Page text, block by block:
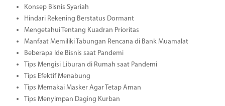
Konsep Bisnis Syariah
Hindari Rekening Berstatus Dormant
Mengetahui Tentang Kuadran Prioritas
Manfaat Memiliki Tabungan Rencana di Bank Muamalat
Beberapa Ide Bisnis saat Pandemi
Tips Mengisi Liburan di Rumah saat Pandemi
Tips Efektif Menabung
Tips Memakai Masker Agar Tetap Aman
Tips Menyimpan Daging Kurban